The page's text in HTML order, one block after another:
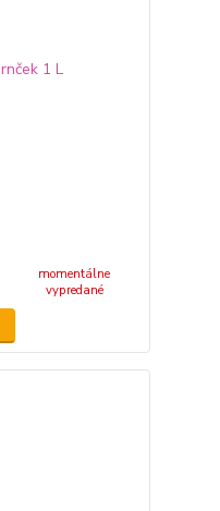
momentálne
vypredané